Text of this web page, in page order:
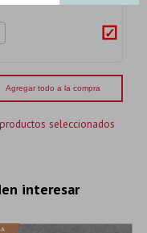
Agregar todo a la compra
seleccionados
interesar